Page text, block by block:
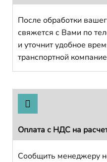
После обработки
свяжется с Вами по
и уточнит удобное
транспортной
Оплата с НДС на
Сообщить менеджеру